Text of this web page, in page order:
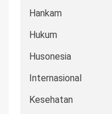
Hankam
Hukum
Husonesia
Internasional
Kesehatan